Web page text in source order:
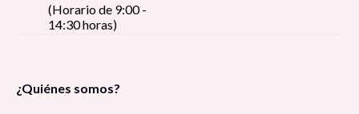
(Horario de 9:00 -
14:30 horas)
¿Quiénes somos?